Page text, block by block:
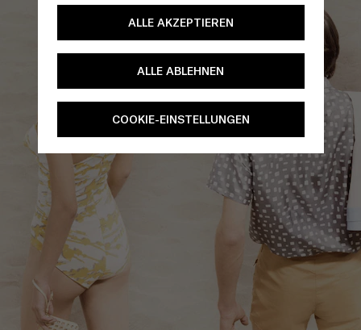
ALLE AKZEPTIEREN
ALLE ABLEHNEN
COOKIE-EINSTELLUNGEN